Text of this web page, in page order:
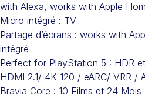
with Alexa, works with Apple
Micro intégré : TV
Partage d’écrans : works with
intégré
Perfect for PlayStation 5 : HDR
HDMI 2.1/ 4K 120 / eARC/ VRR /
Bravia Core : 10 Films et 24 Mois